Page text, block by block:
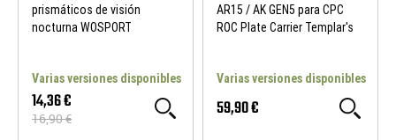
prismáticos de visión
nocturna WOSPORT
Varias versiones disponibles
14,36 €
16,90 €
AR15 / AK GEN5 para CPC
ROC Plate Carrier Templar's
Varias versiones disponibles
59,90 €